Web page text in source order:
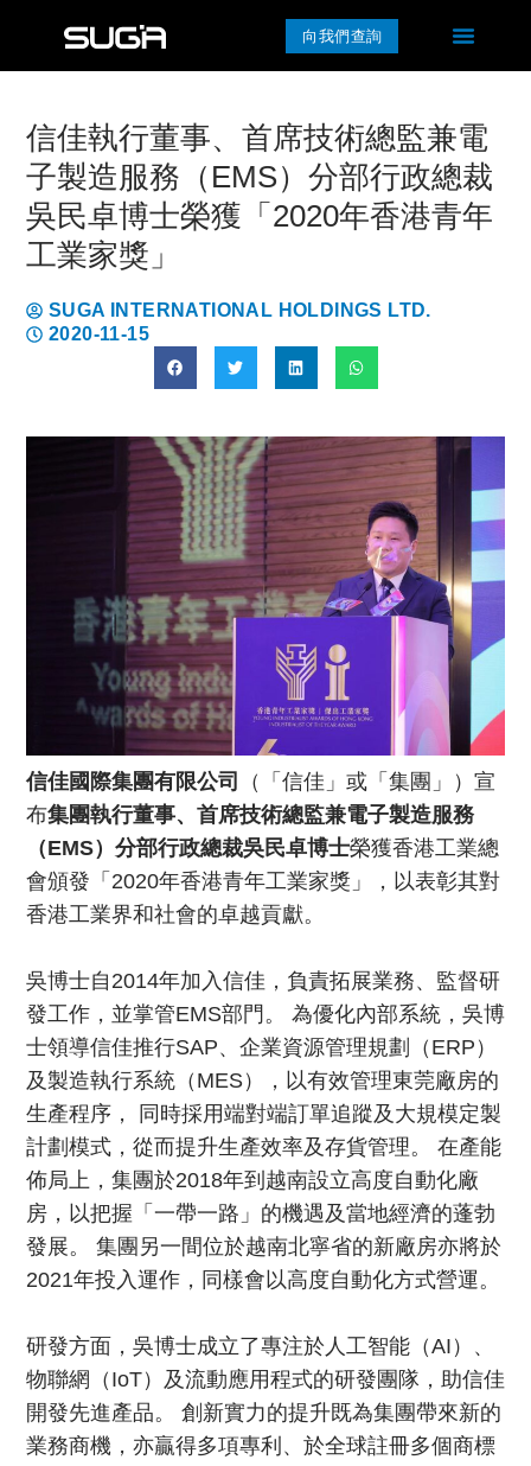
向我們查詢
信佳執行董事、首席技術總監兼電
子製造服務（EMS）分部行政總裁
吳民卓博士榮獲「2020年香港青年
工業家獎」
SUGA INTERNATIONAL HOLDINGS LTD.
2020-11-15
信佳國際集團有限公司
（「信佳」或「集團」）宣
布集團執行董事、首席技術總監兼電子製造服務
（EMS）分部行政總裁吳民卓博士榮獲香港工業總
會頒發「2020年香港青年工業家獎」，以表彰其對
香港工業界和社會的卓越貢獻。
吳博士自2014年加入信佳，負責拓展業務、監督研
發工作，並掌管EMS部門。 為優化內部系統，吳博
士領導信佳推行SAP、企業資源管理規劃（ERP）
及製造執行系統（MES），以有效管理東莞廠房的
生產程序， 同時採用端對端訂單追蹤及大規模定製
計劃模式，從而提升生產效率及存貨管理。 在產能
佈局上，集團於2018年到越南設立高度自動化廠
房，以把握「一帶一路」的機遇及當地經濟的蓬勃
發展。 集團另一間位於越南北寧省的新廠房亦將於
2021年投入運作，同樣會以高度自動化方式營運。
研發方面，吳博士成立了專注於人工智能（AI）、
物聯網（IoT）及流動應用程式的研發團隊，助信佳
開發先進產品。 創新實力的提升既為集團帶來新的
業務商機，亦贏得多項專利、於全球註冊多個商標